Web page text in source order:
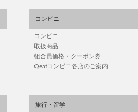
コンビニ
コンビニ
取扱商品
組合員価格・クーポン券
Qeatコンビニ各店のご案内
旅行・留学